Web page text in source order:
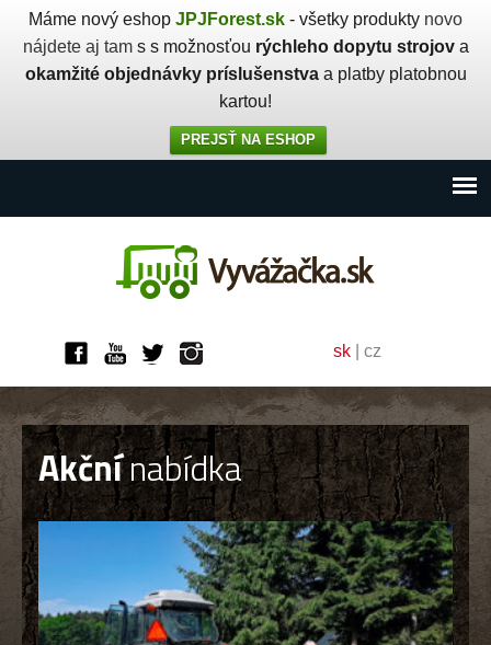
Máme nový eshop JPJForest.sk - všetky produkty novo
nájdete aj tams s možnosťou rýchleho dopytu strojova
okamžité objednávky príslušenstvaa platby platobnou
kartou!
PREJSŤ NA ESHOP
sk cz
Akčnínabídka